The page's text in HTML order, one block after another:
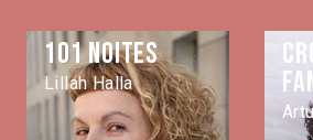
101 noites
Lillah Halla